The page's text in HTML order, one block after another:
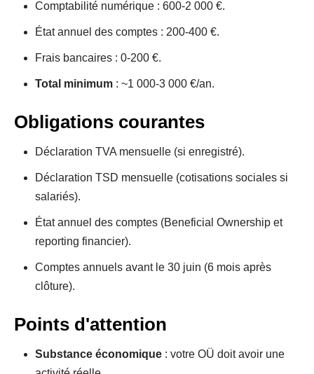
Comptabilité numérique : 600-2 000 €.
État annuel des comptes : 200-400 €.
Frais bancaires : 0-200 €.
Total minimum : ~1 000-3 000 €/an.
Obligations courantes
Déclaration TVA mensuelle (si enregistré).
Déclaration TSD mensuelle (cotisations sociales si
salariés).
État annuel des comptes (Beneficial Ownership et
reporting financier).
Comptes annuels avant le 30 juin (6 mois après
clôture).
Points d'attention
Substance économique : votre OÜ doit avoir une